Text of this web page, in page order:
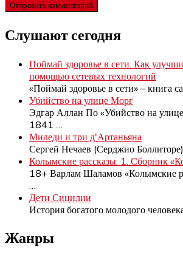
Слушают сегодня
Поймай здоровье в сети. Как
помощью сетевых технологий
«Поймай здоровье в сети» – книга
Убийство на улице Морг
Эдгар Аллан По «Убийство на улице
1841
Миледи и три д'Артаньяна
Сергей Нечаев (Серджио
Колымские рассказы: 1. Сборник
18+ Варлам Шаламов «Колымские
Дети Сицилии
История богатого молодого
Жанры